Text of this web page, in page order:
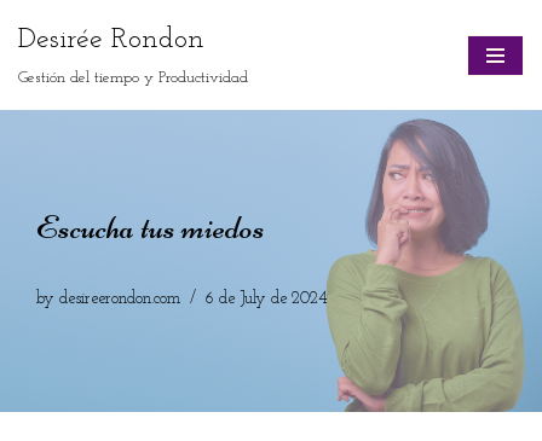
Desirée Rondon
Gestión del tiempo y Productividad
Escucha tus miedos
by desireerondon.com 6 de July de 2024